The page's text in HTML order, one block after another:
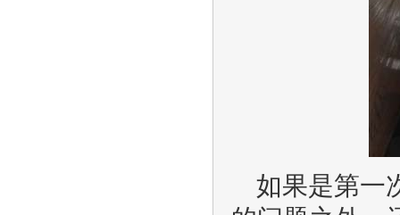
如果是第一